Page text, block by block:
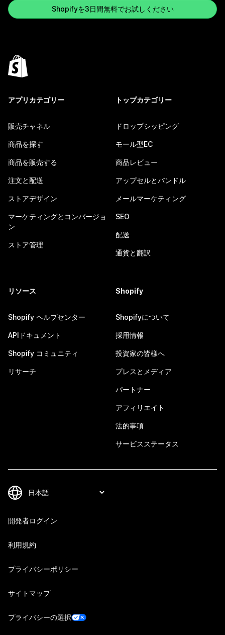
Shopifyを3日間無料でお試しください
アプリカテゴリー
販売チャネル
商品を探す
商品を販売する
注文と配送
ストアデザイン
マーケティングとコンバージョ
ン
ストア管理
トップカテゴリー
ドロップシッピング
モール型EC
商品レビュー
アップセルとバンドル
メールマーケティング
SEO
配送
通貨と翻訳
リソース
Shopify ヘルプセンター
APIドキュメント
Shopify コミュニティ
リサーチ
Shopify
Shopifyについて
採用情報
投資家の皆様へ
プレスとメディア
パートナー
アフィリエイト
法的事項
サービスステータス
開発者ログイン
利用規約
プライバシーポリシー
サイトマップ
プライバシーの選択